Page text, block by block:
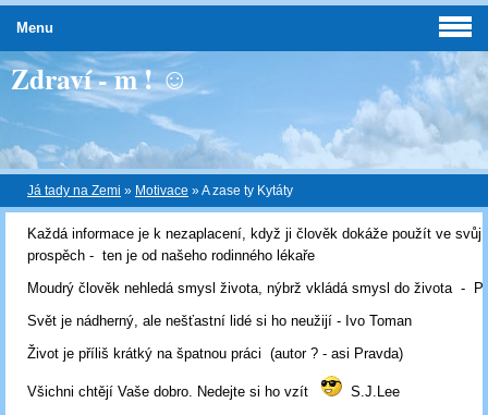
Zdraví - m ! ☺
Já tady na Zemi » Motivace »A zase ty Kytáty
Každá informace je k nezaplacení, když ji člověk dokáže použít ve svůj
prospěch - ten je od našeho rodinného lékaře
Moudrý člověk nehledá smysl života, nýbrž vkládá smysl do života -
Svět je nádherný, ale nešťastní lidé si ho neužijí - Ivo Toman
Život je příliš krátký na špatnou práci (autor ? - asi Pravda)
Všichni chtějí Vaše dobro. Nedejte si ho vzít
S.J.Lee
Menu